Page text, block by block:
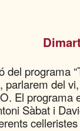
14, a
del programa
parlarem del
El programa
Sàbat i